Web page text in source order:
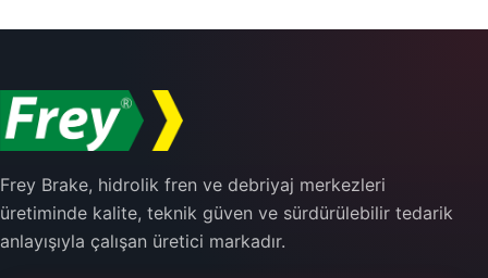
Frey Brake, hidrolik fren ve debriyaj merkezleri
üretiminde kalite, teknik güven ve sürdürülebilir tedarik
anlayışıyla çalışan üretici markadır.